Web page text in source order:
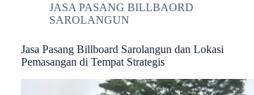
JASA PASANG BILLBAORD
SAROLANGUN
Jasa Pasang Billboard Sarolangun dan Lokasi
Pemasangan di Tempat Strategis